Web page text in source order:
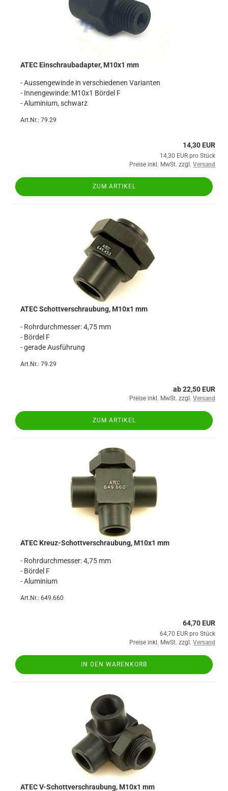
ATEC Einschraubadapter, M10x1 mm
- Aussengewinde in verschiedenen Varianten
- Innengewinde: M10x1 Bördel F
- Aluminium, schwarz
Art.Nr.: 79.29
14,30 EUR
14,30 EUR pro Stück
Preise inkl. MwSt. zzgl. Versand
ZUM ARTIKEL
ATEC Schottverschraubung, M10x1 mm
- Rohrdurchmesser: 4,75 mm
- Bördel F
- gerade Ausführung
Art.Nr.: 79.29
ab 22,50 EUR
Preise inkl. MwSt. zzgl. Versand
ZUM ARTIKEL
ATEC Kreuz-Schottverschraubung, M10x1 mm
- Rohrdurchmesser: 4,75 mm
- Bördel F
- Aluminium
Art.Nr.: 649.660
64,70 EUR
64,70 EUR pro Stück
Preise inkl. MwSt. zzgl. Versand
IN DEN WARENKORB
ATEC V-Schottverschraubung, M10x1 mm